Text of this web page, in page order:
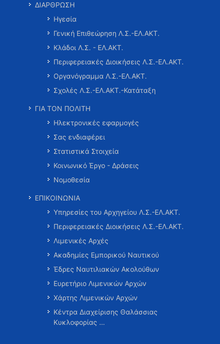
ΔΙΑΡΘΡΩΣΗ
Ηγεσία
Γενική Επιθεώρηση Λ.Σ.-ΕΛ.ΑΚΤ.
Κλάδοι Λ.Σ. - ΕΛ.ΑΚΤ.
Περιφερειακές Διοικήσεις Λ.Σ.-ΕΛ.ΑΚΤ.
Οργανόγραμμα Λ.Σ.-ΕΛ.ΑΚΤ.
Σχολές Λ.Σ.-ΕΛ.ΑΚΤ.-Κατάταξη
ΓΙΑ ΤΟΝ ΠΟΛΙΤΗ
Ηλεκτρονικές εφαρμογές
Σας ενδιαφέρει
Στατιστικά Στοιχεία
Κοινωνικό Έργο - Δράσεις
Νομοθεσία
ΕΠΙΚΟΙΝΩΝΙΑ
Υπηρεσίες του Αρχηγείου Λ.Σ.-ΕΛ.ΑΚΤ.
Περιφερειακές Διοικήσεις Λ.Σ.-ΕΛ.ΑΚΤ.
Λιμενικές Αρχές
Ακαδημίες Εμπορικού Ναυτικού
Έδρες Ναυτιλιακών Ακολούθων
Ευρετήριο Λιμενικών Αρχών
Χάρτης Λιμενικών Αρχών
Κέντρα Διαχείρισης Θαλάσσιας
Κυκλοφορίας …